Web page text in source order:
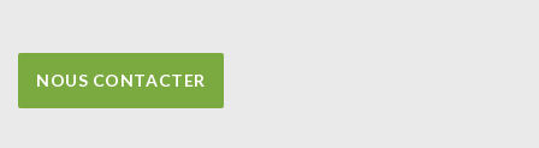
NOUS CONTACTER